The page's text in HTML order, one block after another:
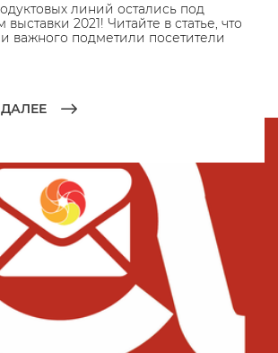
линий остались под
2021! Читайте в статье, что
важного подметили посетители